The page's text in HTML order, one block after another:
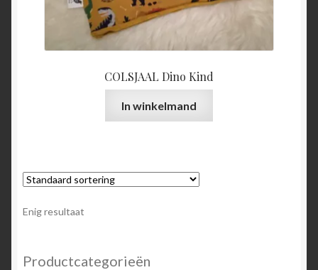
COLSJAAL Dino Kind
In winkelmand
Enig resultaat
Productcategorieën